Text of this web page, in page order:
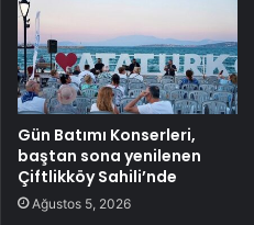
Gün Batımı Konserleri,
baştan sona yenilenen
Çiftlikköy Sahili’nde
Ağustos 5, 2026